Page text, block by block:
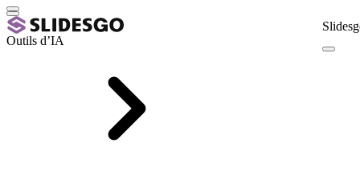
Outils d’IA